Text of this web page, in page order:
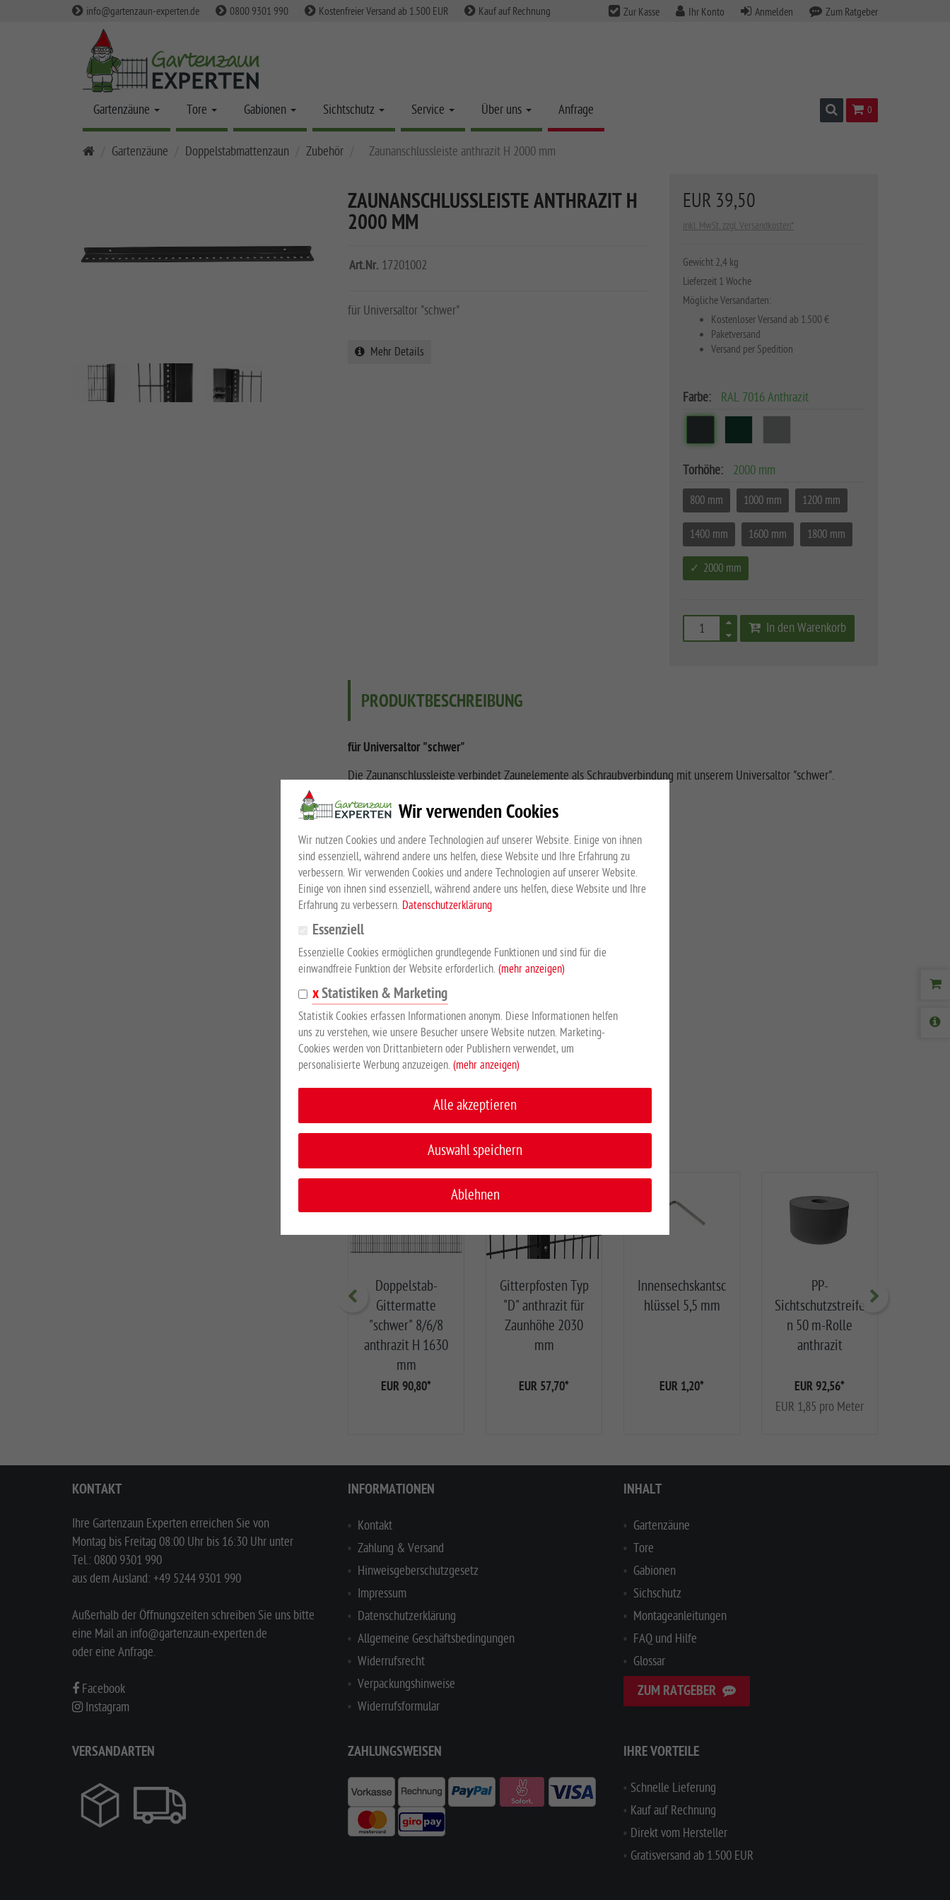
info@gartenzaun-experten.de 0800 9301 990 Kostenfreier Versand ab 1.500 EUR Kauf auf Rechnung Zur Kasse Ihr Konto Anmelden Zum Ratgeber
Gartenzäune Tore Gabionen Sichtschutz Service Über uns Anfrage SuchenWarenkorb
0
e
Gartenzäune Doppelstabmattenzaun Zubehör Zaunanschlussleiste anthrazit H 2000 mm
EUR 39,50
inkl. MwSt. zzgl. Versandkosten*
Gewicht 2,4 kg
Lieferzeit 1 Woche
Mögliche Versandarten:
Kostenloser Versand ab 1.500 €
Paketversand
Versand per Spedition
Farbe: RAL 7016 Anthrazit
Torhöhe: 2000 mm
800 mm 1000 mm 1200 mm
1400 mm 1600 mm 1800 mm
2000 mm
In den Warenkorb
ZAUNANSCHLUSSLEISTE ANTHRAZIT H
2000 MM
Art.Nr. 17201002
für Universaltor "schwer"
Mehr Details
PRODUKTBESCHREIBUNG
für Universaltor "schwer"
Die Zaunanschlussleiste verbindet Zaunelemente als Schraubverbindung mit unserem Universaltor "schwer".
Feuerverzinkt nach DIN EN ISO 1461
Pulverbeschichtet in RAL 7016 Anthrazit
Hakenschrauben sind im Lieferumfang nicht enthalten
Wir empfehlen fünf Hakenschrauben je Leiste
EMPFOHLENES ZUBEHÖR
Hakenschraube
EUR 2,60 - EUR 2,70*
KUNDEN KAUFTEN AUCH
Doppelstab-
Gittermatte
"schwer" 8/6/8
anthrazit H 1630
mm
EUR 90,80*
Gitterpfosten Typ
"D" anthrazit für
Zaunhöhe 2030
mm
EUR 57,70*
Innensechskantsc
hlüssel 5,5 mm
EUR 1,20*
PP-
Sichtschutzstreife
n 50 m-Rolle
anthrazit
EUR 92,56*
EUR 1,85 pro Meter
KONTAKT
Ihre Gartenzaun Experten erreichen Sie von
Montag bis Freitag 08:00 Uhr bis 16:30 Uhr unter
Tel.: 0800 9301 990
aus dem Ausland: +49 5244 9301 990
Außerhalb der Öffnungszeiten schreiben Sie uns bitte
eine Mail an info@gartenzaun-experten.de
oder eine Anfrage.
Facebook
Instagram
INFORMATIONEN
Kontakt
Zahlung & Versand
Hinweisgeberschutzgesetz
Impressum
Datenschutzerklärung
Allgemeine Geschäftsbedingungen
Widerrufsrecht
Verpackungshinweise
Widerrufsformular
INHALT
Gartenzäune
Tore
Gabionen
Sichschutz
Montageanleitungen
FAQ und Hilfe
Glossar
ZUM RATGEBER
VERSANDARTEN ZAHLUNGSWEISEN IHRE VORTEILE
Schnelle Lieferung
Kauf auf Rechnung
Direkt vom Hersteller
Gratisversand ab 1.500 EUR
Wir verwenden Cookies
Wir nutzen Cookies und andere Technologien auf unserer Website. Einige von ihnen
sind essenziell, während andere uns helfen, diese Website und Ihre Erfahrung zu
verbessern. Wir verwenden Cookies und andere Technologien auf unserer Website.
Einige von ihnen sind essenziell, während andere uns helfen, diese Website und Ihre
Erfahrung zu verbessern. Datenschutzerklärung
Essenziell
Essenzielle Cookies ermöglichen grundlegende Funktionen und sind für die
einwandfreie Funktion der Website erforderlich. (mehr anzeigen)
Statistiken & Marketing
Statistik Cookies erfassen Informationen anonym. Diese Informationen helfen
uns zu verstehen, wie unsere Besucher unsere Website nutzen. Marketing-
Cookies werden von Drittanbietern oder Publishern verwendet, um
personalisierte Werbung anzuzeigen. (mehr anzeigen)
Alle akzeptieren
Auswahl speichern
Ablehnen